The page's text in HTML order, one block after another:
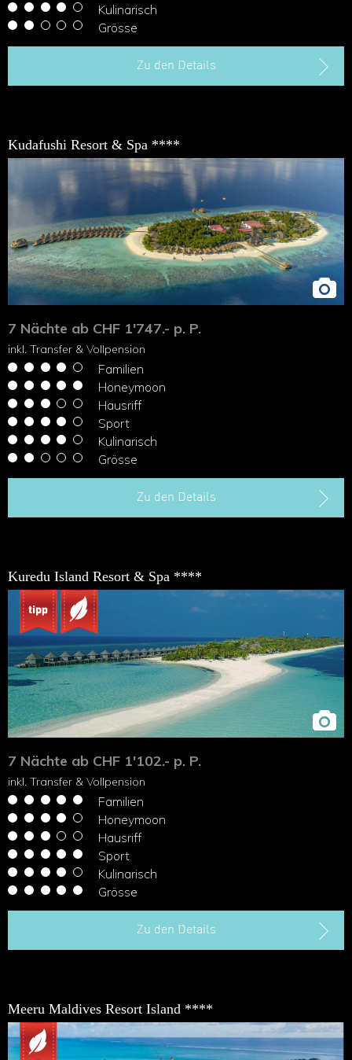
Kulinarisch
Grösse
Zu den Details
Kudafushi Resort & Spa ****
7 Nächte ab CHF 1'747.- p. P.
inkl. Transfer & Vollpension
Familien
Honeymoon
Hausriff
Sport
Kulinarisch
Grösse
Zu den Details
Kuredu Island Resort & Spa ****
7 Nächte ab CHF 1'102.- p. P.
inkl. Transfer & Vollpension
Familien
Honeymoon
Hausriff
Sport
Kulinarisch
Grösse
Zu den Details
Meeru Maldives Resort Island ****